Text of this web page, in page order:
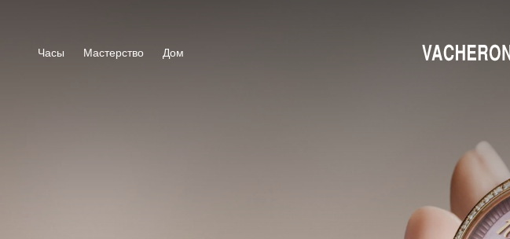
Часы Мастерство Дом